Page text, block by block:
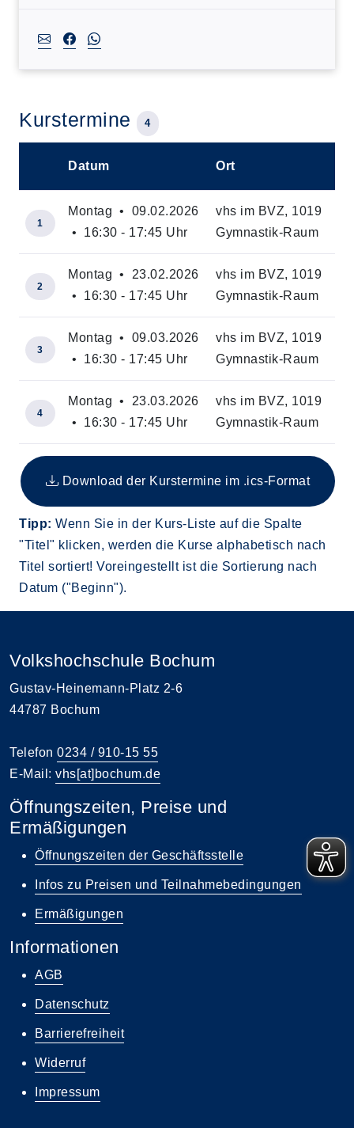
Kurstermine 4
Insgesamt gibt es 4 Termine zum diesen Kurs
Datum Ort
1
Montag • 09.02.2026
• 16:30 - 17:45 Uhr
vhs im BVZ, 1019
Gymnastik-Raum
2
Montag • 23.02.2026
• 16:30 - 17:45 Uhr
vhs im BVZ, 1019
Gymnastik-Raum
3
Montag • 09.03.2026
• 16:30 - 17:45 Uhr
vhs im BVZ, 1019
Gymnastik-Raum
4
Montag • 23.03.2026
• 16:30 - 17:45 Uhr
vhs im BVZ, 1019
Gymnastik-Raum
Download der Kurstermine im .ics-Format
Tipp: Wenn Sie in der Kurs-Liste auf die Spalte
"Titel" klicken, werden die Kurse alphabetisch nach
Titel sortiert! Voreingestellt ist die Sortierung nach
Datum ("Beginn").
Volkshochschule Bochum
Gustav-Heinemann-Platz 2-6
44787 Bochum
Telefon 0234 / 910-15 55
E-Mail: vhs[at]bochum.de
Öffnungszeiten, Preise und
Ermäßigungen
Öffnungszeiten der Geschäftsstelle
Infos zu Preisen und Teilnahmebedingungen
Ermäßigungen
Informationen
AGB
Datenschutz
Barrierefreiheit
Widerruf
Impressum